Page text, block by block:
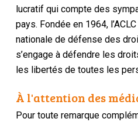
lucratif qui compte des
pays. Fondée en 1964,
nationale de défense des
s’engage à défendre les
les libertés de toutes les
À l'attention des
Pour toute remarque